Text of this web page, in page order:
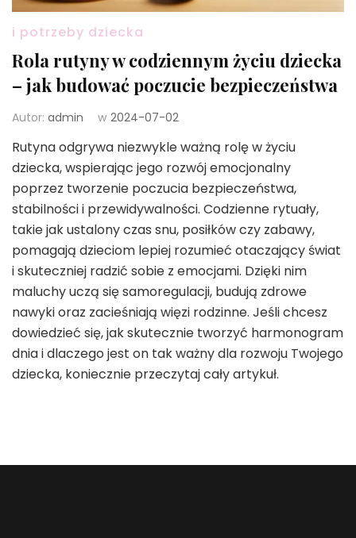
i potrzeby dziecka
Rola rutyny w codziennym życiu dziecka
– jak budować poczucie bezpieczeństwa
Autor: admin w 2024-07-02
Rutyna odgrywa niezwykle ważną rolę w życiu
dziecka, wspierając jego rozwój emocjonalny
poprzez tworzenie poczucia bezpieczeństwa,
stabilności i przewidywalności. Codzienne rytuały,
takie jak ustalony czas snu, posiłków czy zabawy,
pomagają dzieciom lepiej rozumieć otaczający świat
i skuteczniej radzić sobie z emocjami. Dzięki nim
maluchy uczą się samoregulacji, budują zdrowe
nawyki oraz zacieśniają więzi rodzinne. Jeśli chcesz
dowiedzieć się, jak skutecznie tworzyć harmonogram
dnia i dlaczego jest on tak ważny dla rozwoju Twojego
dziecka, koniecznie przeczytaj cały artykuł.